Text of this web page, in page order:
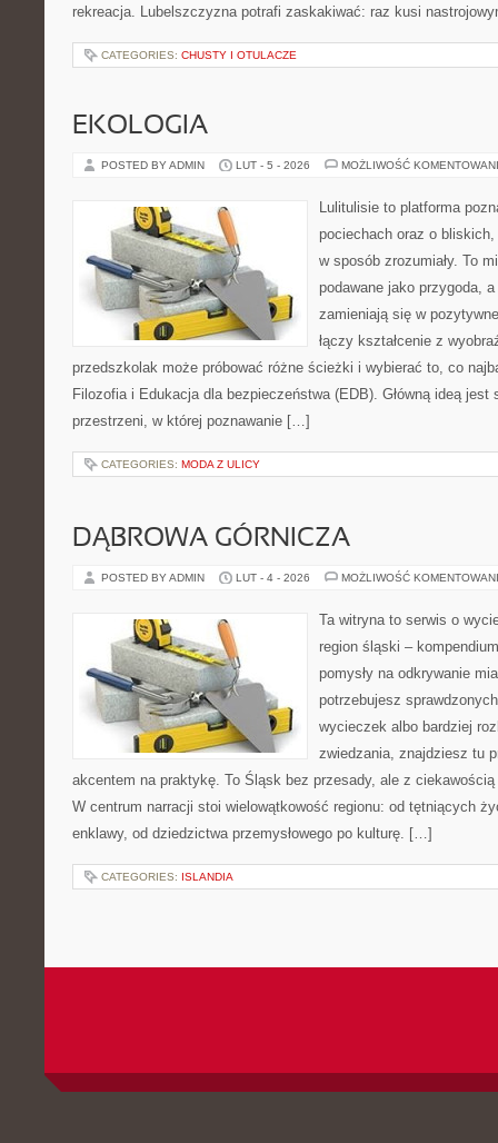
rekreacja. Lubelszczyzna potrafi zaskakiwać: raz kusi
CATEGORIES: CHUSTY I OTULACZE
EKOLOGIA
POSTED BY ADMIN LUT - 5 - 2026 MOŻLIWOŚĆ
Lulitulisie to platforma
pociechach oraz o
w sposób zrozumiały. To
podawane jako przygoda,
zamieniają się w
łączy kształcenie z
przedszkolak może próbować różne ścieżki i wybierać to, co
Filozofia i Edukacja dla bezpieczeństwa (EDB). Główną ideą jest
przestrzeni, w której poznawanie […]
CATEGORIES: MODA Z ULICY
DĄBROWA GÓRNICZA
POSTED BY ADMIN LUT - 4 - 2026 MOŻLIWOŚĆ
Ta witryna to serwis o
region śląski –
pomysły na odkrywanie
potrzebujesz
wycieczek albo bardziej
zwiedzania, znajdziesz tu
akcentem na praktykę. To Śląsk bez przesady, ale z
W centrum narracji stoi wielowątkowość regionu: od tętniących
enklawy, od dziedzictwa przemysłowego po kulturę. […]
CATEGORIES: ISLANDIA